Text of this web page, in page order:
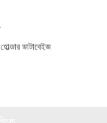
ডাটাবেইজ